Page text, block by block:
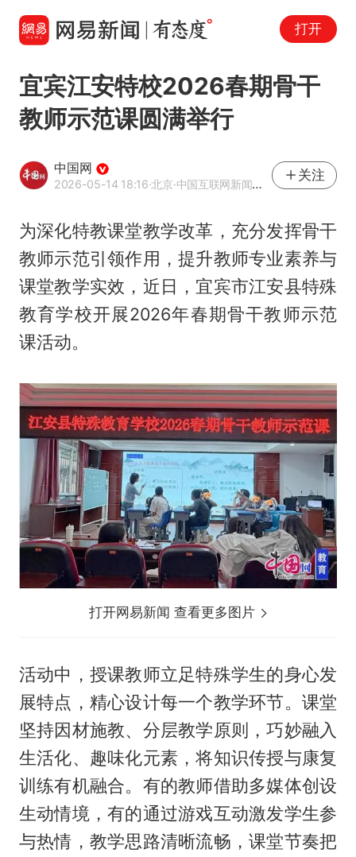
打开
宜宾江安特校2026春期骨干
教师示范课圆满举行
中国网
2026-05-14 18:16·北京·中国互联网新闻中心（中国网）官方网易号
关注
为深化特教课堂教学改革，充分发挥骨干
教师示范引领作用，提升教师专业素养与
课堂教学实效，近日，宜宾市江安县特殊
教育学校开展2026年春期骨干教师示范
课活动。
打开网易新闻 查看更多图片
活动中，授课教师立足特殊学生的身心发
展特点，精心设计每一个教学环节。课堂
坚持因材施教、分层教学原则，巧妙融入
生活化、趣味化元素，将知识传授与康复
训练有机融合。有的教师借助多媒体创设
生动情境，有的通过游戏互动激发学生参
与热情，教学思路清晰流畅，课堂节奏把